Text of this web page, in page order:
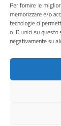
Per fornire le
memorizzare e/o
tecnologie ci
o ID unici su
negativamente su
Codice fiscale:
Codice
Codice Indice
Codice unico di
Istituto
IPSEOA - ''Elena